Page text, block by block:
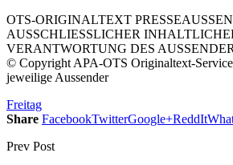
OTS-ORIGINALTEXT
AUSSCHLIESSLICHER
VERANTWORTUNG DES
© Copyright APA-OTS Originaltext-
jeweilige Aussender
Freitag
Share FacebookTwitterGoogle+ReddIt
Prev Post